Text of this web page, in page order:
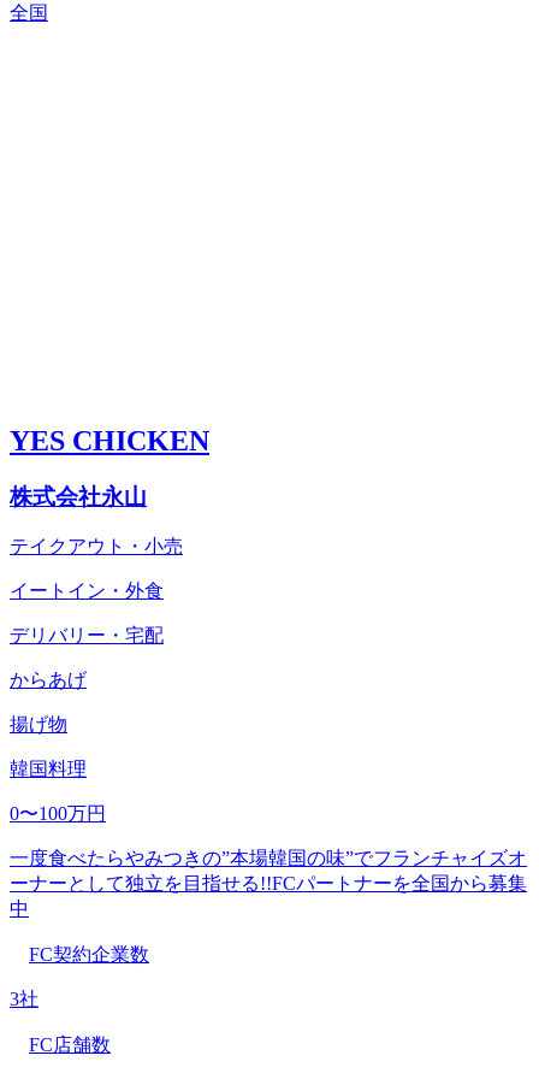
全国
YES CHICKEN
株式会社永山
テイクアウト・小売
イートイン・外食
デリバリー・宅配
からあげ
揚げ物
韓国料理
0〜100万円
一度食べたらやみつきの”本場韓国の味”でフランチャイズオ
ーナーとして独立を目指せる!!FCパートナーを全国から募集
中
FC契約企業数
3社
FC店舗数